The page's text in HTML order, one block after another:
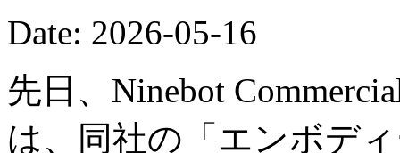
Date: 2026-05-16
先日、Ninebot
は、同社の「エンボデ